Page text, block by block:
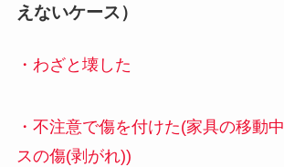
えないケース）
・わざと壊した
・不注意で傷を付けた(家具の移動
スの傷(剥がれ))